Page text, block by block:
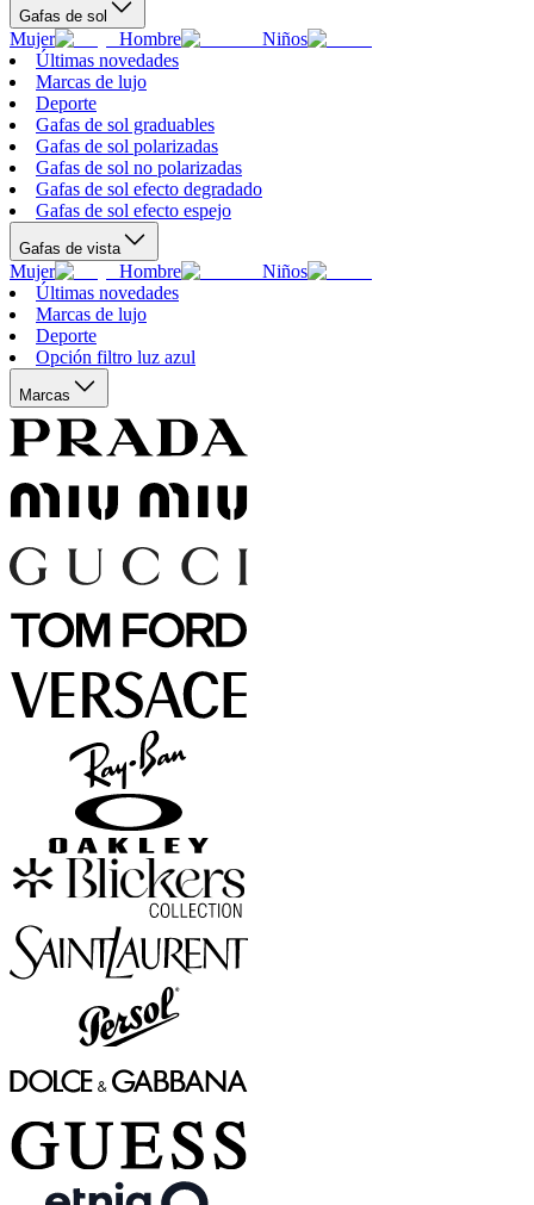
Gafas de sol
Mujer Hombre
Niños
Últimas novedades
Marcas de lujo
Deporte
Gafas de sol graduables
Gafas de sol polarizadas
Gafas de sol no polarizadas
Gafas de sol efecto degradado
Gafas de sol efecto espejo
Gafas de vista
Mujer Hombre
Niños
Últimas novedades
Marcas de lujo
Deporte
Opción filtro luz azul
Marcas